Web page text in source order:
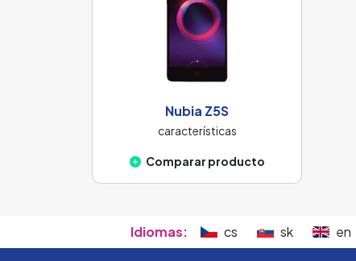
Nubia Z5S
características
Comparar producto
Idiomas: cs sk en